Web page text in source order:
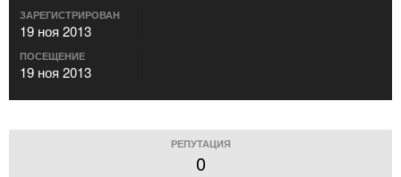
ЗАРЕГИСТРИРОВАН
19 ноя 2013
ПОСЕЩЕНИЕ
19 ноя 2013
РЕПУТАЦИЯ
0